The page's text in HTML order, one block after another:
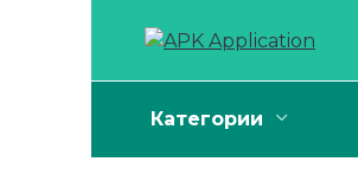
Категории